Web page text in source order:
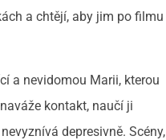
a chtějí, aby jim po filmu
a nevidomou Marii, kterou
kontakt, naučí ji
depresivně. Scény,